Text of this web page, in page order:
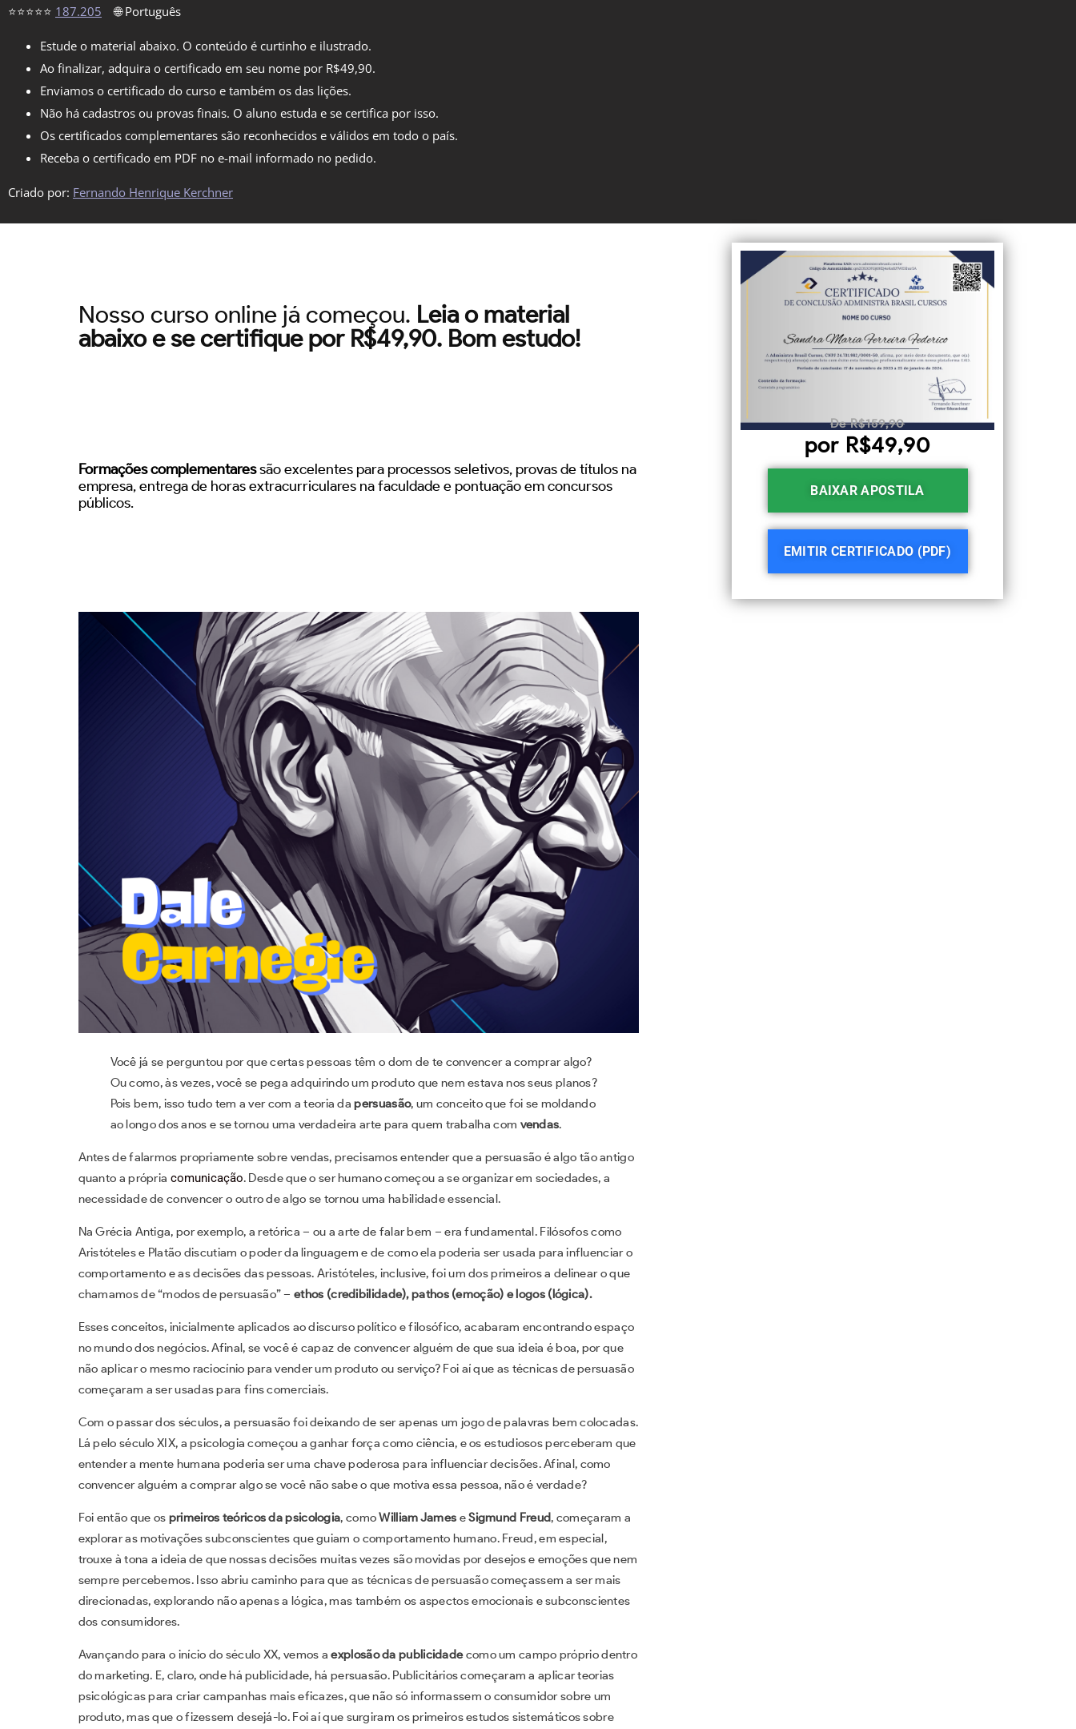
⭐⭐⭐⭐⭐ 187.205 🌐 Português
Estude o material abaixo. O conteúdo é curtinho e ilustrado.
Ao finalizar, adquira o certificado em seu nome por R$49,90.
Enviamos o certificado do curso e também os das lições.
Não há cadastros ou provas finais. O aluno estuda e se certifica por isso.
Os certificados complementares são reconhecidos e válidos em todo o país.
Receba o certificado em PDF no e-mail informado no pedido.
Criado por: Fernando Henrique Kerchner
Nosso curso online já começou. Leia o material
abaixo e se certifique por R$49,90. Bom estudo!
Formações complementaressão excelentes para processos seletivos, provas de títulos na
empresa, entrega de horas extracurriculares na faculdade e pontuação em concursos
públicos.
Você já se perguntou por que certas pessoas têm o dom de te convencer a comprar algo?
Ou como, às vezes, você se pega adquirindo um produto que nem estava nos seus planos?
Pois bem, isso tudo tem a ver com a teoria dapersuasão, um conceito que foi se moldando
ao longo dos anos e se tornou uma verdadeira arte para quem trabalha com vendas.
Antes de falarmos propriamente sobre vendas, precisamos entender que a persuasão é algo tão antigo
quanto a própria comunicação. Desde que o ser humano começou a se organizar em sociedades, a
necessidade de convencer o outro de algo se tornou uma habilidade essencial.
Na Grécia Antiga, por exemplo, a retórica – ou a arte de falar bem – era fundamental. Filósofos como
Aristóteles e Platão discutiam o poder da linguagem e de como ela poderia ser usada para influenciar o
comportamento e as decisões das pessoas. Aristóteles, inclusive, foi um dos primeiros a delinear o que
chamamos de “modos de persuasão” –ethos (credibilidade), pathos (emoção) e logos (lógica).
Esses conceitos, inicialmente aplicados ao discurso político e filosófico, acabaram encontrando espaço
no mundo dos negócios. Afinal, se você é capaz de convencer alguém de que sua ideia é boa, por que
não aplicar o mesmo raciocínio para vender um produto ou serviço? Foi aí que as técnicas de persuasão
começaram a ser usadas para fins comerciais.
Com o passar dos séculos, a persuasão foi deixando de ser apenas um jogo de palavras bem colocadas.
Lá pelo século XIX, a psicologia começou a ganhar força como ciência, e os estudiosos perceberam que
entender a mente humana poderia ser uma chave poderosa para influenciar decisões. Afinal, como
convencer alguém a comprar algo se você não sabe o que motiva essa pessoa, não é verdade?
Foi então que os primeiros teóricos da psicologia, comoWilliam James eSigmund Freud, começaram a
explorar as motivações subconscientes que guiam o comportamento humano. Freud, em especial,
trouxe à tona a ideia de que nossas decisões muitas vezes são movidas por desejos e emoções que nem
sempre percebemos. Isso abriu caminho para que as técnicas de persuasão começassem a ser mais
direcionadas, explorando não apenas a lógica, mas também os aspectos emocionais e subconscientes
dos consumidores.
Avançando para o início do século XX, vemos aexplosão da publicidadecomo um campo próprio dentro
do marketing. E, claro, onde há publicidade, há persuasão. Publicitários começaram a aplicar teorias
psicológicas para criar campanhas mais eficazes, que não só informassem o consumidor sobre um
produto, mas que o fizessem desejá-lo. Foi aí que surgiram os primeiros estudos sistemáticos sobre
De R$159,90
por R$49,90
BAIXAR APOSTILA
EMITIR CERTIFICADO (PDF)